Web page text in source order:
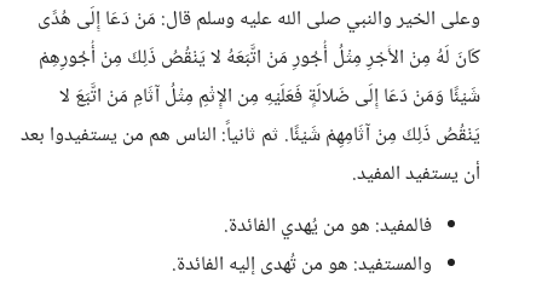
وعلى الخير والنبي صلى الله عليه وسلم قال: مَنْ دَعَا إِلَى هُدًى
كَانَ لَهُ مِنْ الأَجْرِ مِثْلُ أُجُورِ مَنْ اتَّبَعَهُ لا يَنْقُصُ ذَلِكَ مِنْ أُجُورِهِمْ
شَيْئًا وَمَنْ دَعَا إِلَى ضَلالَةٍ فَعَلَيْهِ مِن الإِثْمِ مِثْلُ آثَامِ مَنْ اتَّبَعَ لا
يَنْقُصُ ذَلِكَ مِنْ آثَامِهِمْ شَيْئًا. ثم ثانياً: الناس هم من يستفيدوا بعد
أن يستفيد المفيد.
فالمفيد: هو من يُهدي الفائدة.
والمستفيد: هو من تُهدى إليه الفائدة.